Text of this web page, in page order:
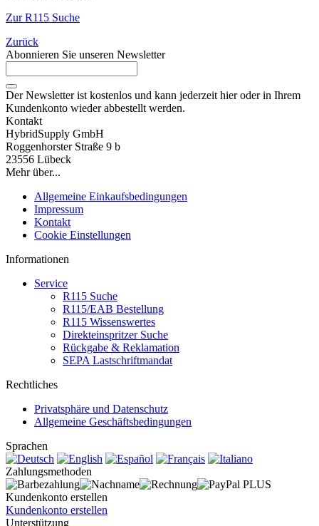
Zur R115 Suche
Zurück
Abonnieren Sie unseren Newsletter
Der Newsletter ist kostenlos und kann jederzeit hier oder in Ihrem
Kundenkonto wieder abbestellt werden.
Kontakt
HybridSupply GmbH
Roggenhorster Straße 9 b
23556 Lübeck
Mehr über...
Allgemeine Einkaufsbedingungen
Impressum
Kontakt
Cookie Einstellungen
Informationen
Service
R115 Suche
R115/EAB Bestellung
R115 Wissenswertes
Direkteinspritzer Suche
Rückgabe & Reklamation
SEPA Lastschriftmandat
Rechtliches
Privatsphäre und Datenschutz
Allgemeine Geschäftsbedingungen
Sprachen
Zahlungsmethoden
Kundenkonto erstellen
Kundenkonto erstellen
Unterstützung